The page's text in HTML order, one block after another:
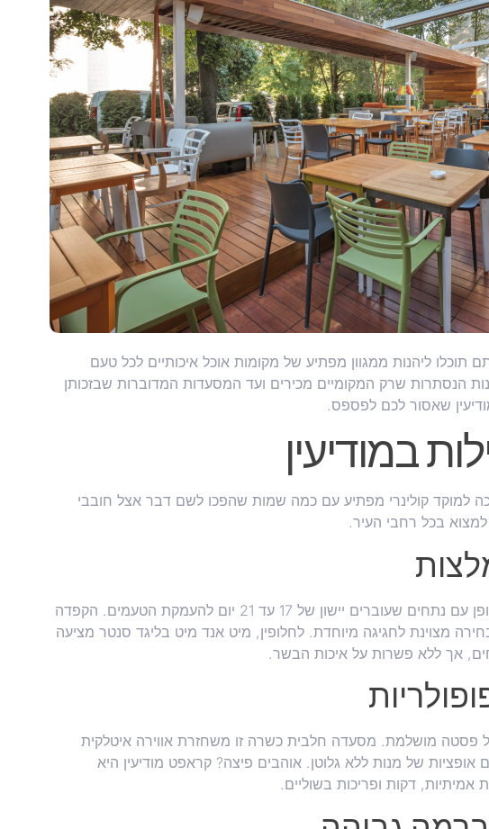
תוכלו ליהנות ממגוון מפתיע של מקומות אוכל איכותיים לכל טעם
הנסתרות שרק המקומיים מכירים ועד המסעדות המדוברות שבזכותן
שאסור לכם לפספס.
במודיעין
למוקד קולינרי מפתיע עם כמה שמות שהפכו לשם דבר אצל חובבי
למצוא בכל רחבי העיר.
גסטון סטייקהאוס מציע חוויית בשר יוצאת דופן עם נתחים שעוברים יישון של 17 עד 21 יום להעמקת הטעמים. הקפדה
מצוינת לחגיגה מיוחדת. לחלופין, מיט אנד מיט בליגד סנטר מציעה
אך ללא פשרות על איכות הבשר.
פסטה מושלמת. מסעדה חלבית כשרה זו משחזרת אווירה איטלקית
של מנות ללא גלוטן. אוהבים פיצה? קראפט מודיעין היא
דקות ופריכות בשוליים.